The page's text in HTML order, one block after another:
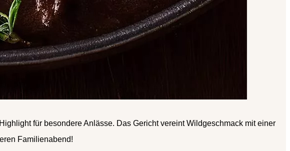
für besondere Anlässe. Das Gericht vereint Wildgeschmack mit einer
Familienabend!